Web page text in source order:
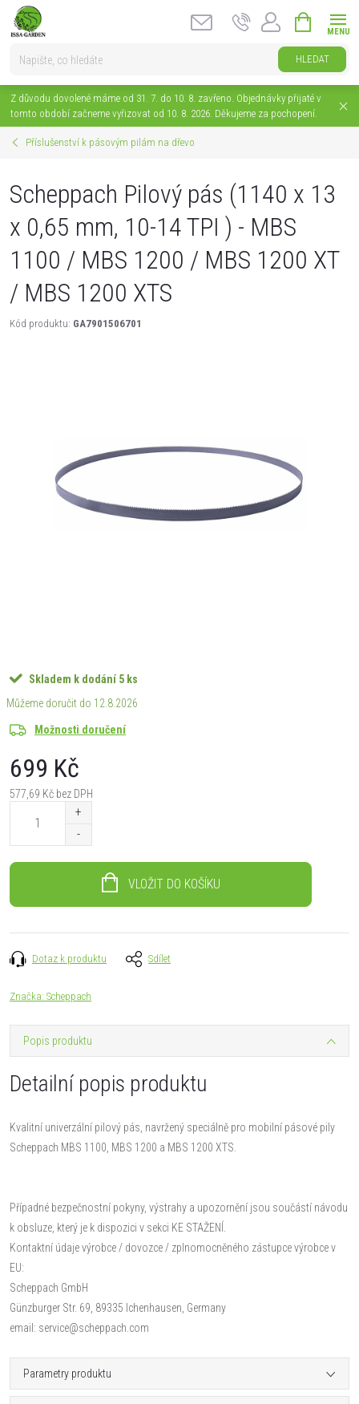
Přejít
HLEDAT
KOŠÍK
Z důvodu dovolené máme od 31. 7. do 10. 8. zavřeno. Objednávky přijaté v
tomto období začneme vyřizovat od 10. 8. 2026. Děkujeme za pochopení.
Příslušenství k pásovým pilám na dřevo
Scheppach Pilový pás (1140 x 13
x 0,65 mm, 10-14 TPI ) - MBS
1100 / MBS 1200 / MBS 1200 XT
/ MBS 1200 XTS
Kód produktu: GA7901506701
Skladem k dodání 5 ks
12.8.2026
Možnosti doručení
699 Kč
577,69 Kč bez DPH
VLOŽIT DO KOŠÍKU
Dotaz k produktu Sdílet
Značka: Scheppach
Popis produktu
Detailní popis produktu
Kvalitní univerzální pilový pás, navržený speciálně pro mobilní pásové pily
Scheppach MBS 1100, MBS 1200 a MBS 1200 XTS.
Případné bezpečnostní pokyny, výstrahy a upozornění jsou součástí návodu
k obsluze, který je k dispozici v sekci KE STAŽENÍ.
Kontaktní údaje výrobce / dovozce / zplnomocněného zástupce výrobce v
EU:
Scheppach GmbH
Günzburger Str. 69, 89335 Ichenhausen, Germany
email: service@scheppach.com
Parametry produktu